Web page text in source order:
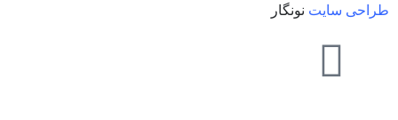
سایتنونگار